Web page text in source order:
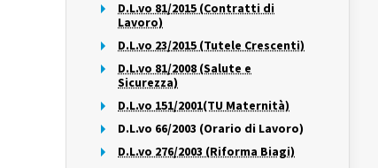
D.L.vo 81/2015 (Contratti di
Lavoro)
D.L.vo 23/2015 (Tutele Crescenti)
D.L.vo 81/2008 (Salute e
Sicurezza)
D.L.vo 151/2001(TU Maternità)
D.L.vo 66/2003 (Orario di Lavoro)
D.L.vo 276/2003 (Riforma Biagi)